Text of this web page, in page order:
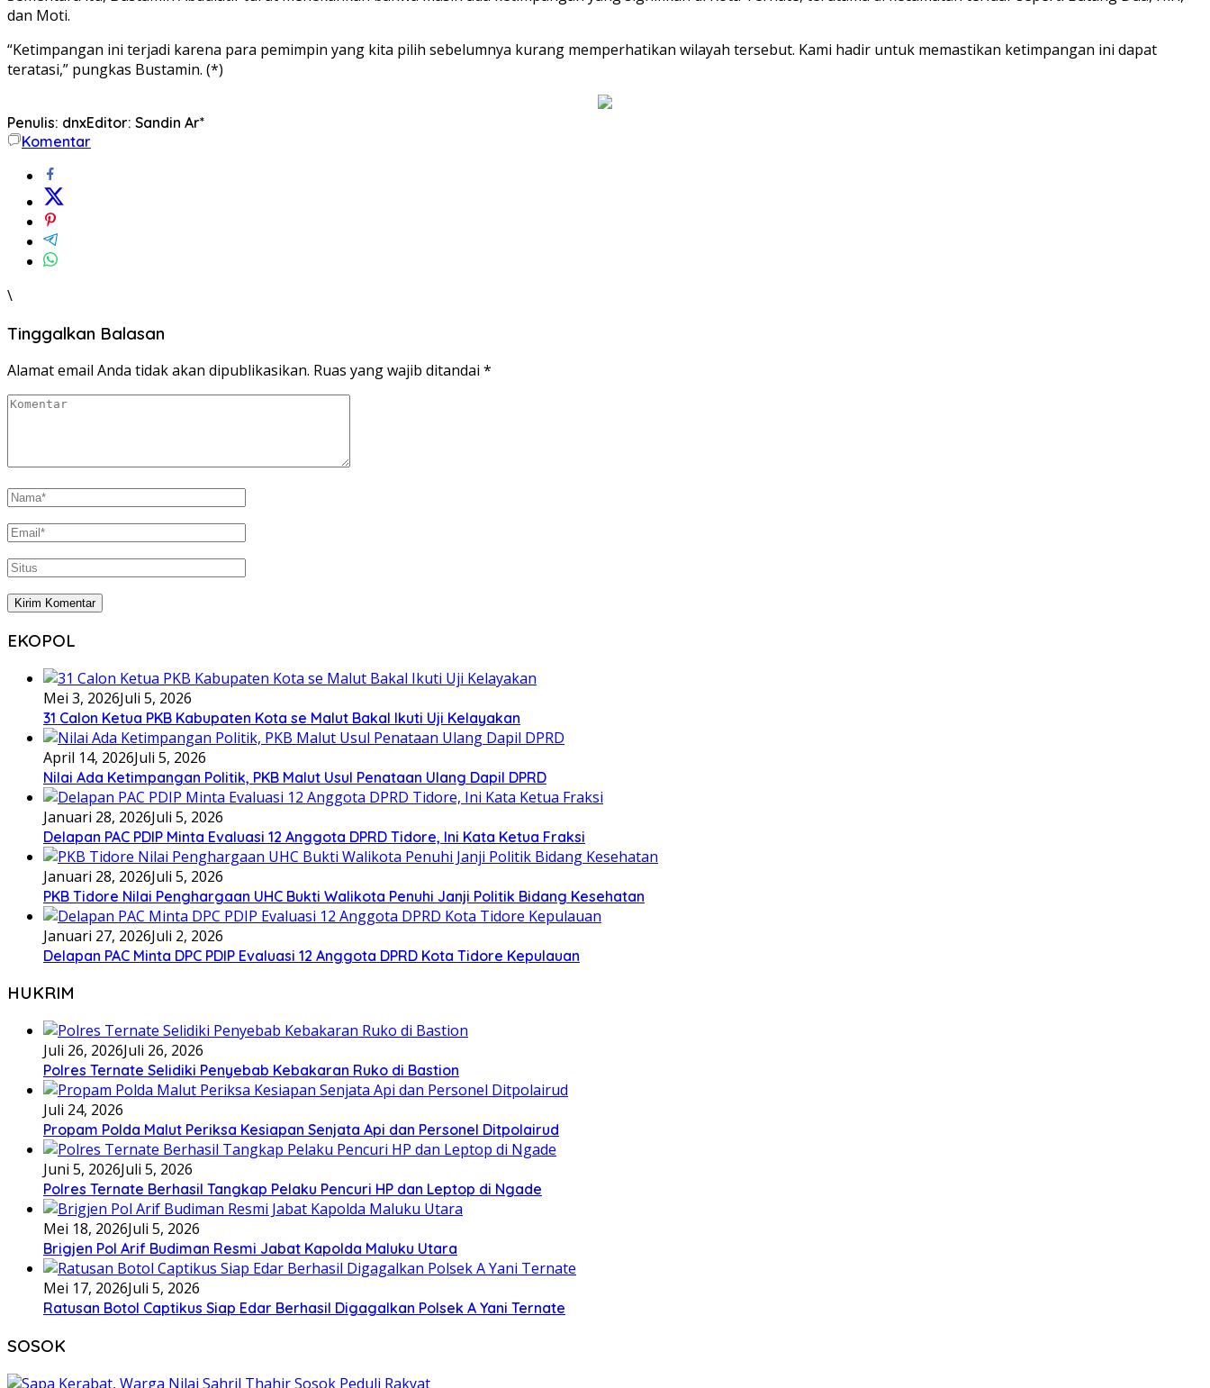
dan Moti.
“Ketimpangan ini terjadi karena para pemimpin yang kita pilih sebelumnya kurang memperhatikan wilayah tersebut. Kami hadir untuk memastikan ketimpangan ini dapat
teratasi,” pungkas Bustamin. (*)
Penulis: dnxEditor: Sandin Ar*
Komentar
\
Tinggalkan Balasan
Alamat email Anda tidak akan dipublikasikan. Ruas yang wajib ditandai *
EKOPOL
Mei 3, 2026Juli 5, 2026
31 Calon Ketua PKB Kabupaten Kota se Malut Bakal Ikuti Uji Kelayakan
April 14, 2026Juli 5, 2026
Nilai Ada Ketimpangan Politik, PKB Malut Usul Penataan Ulang Dapil DPRD
Januari 28, 2026Juli 5, 2026
Delapan PAC PDIP Minta Evaluasi 12 Anggota DPRD Tidore, Ini Kata Ketua Fraksi
Januari 28, 2026Juli 5, 2026
PKB Tidore Nilai Penghargaan UHC Bukti Walikota Penuhi Janji Politik Bidang Kesehatan
Januari 27, 2026Juli 2, 2026
Delapan PAC Minta DPC PDIP Evaluasi 12 Anggota DPRD Kota Tidore Kepulauan
HUKRIM
Juli 26, 2026Juli 26, 2026
Polres Ternate Selidiki Penyebab Kebakaran Ruko di Bastion
Juli 24, 2026
Propam Polda Malut Periksa Kesiapan Senjata Api dan Personel Ditpolairud
Juni 5, 2026Juli 5, 2026
Polres Ternate Berhasil Tangkap Pelaku Pencuri HP dan Leptop di Ngade
Mei 18, 2026Juli 5, 2026
Brigjen Pol Arif Budiman Resmi Jabat Kapolda Maluku Utara
Mei 17, 2026Juli 5, 2026
Ratusan Botol Captikus Siap Edar Berhasil Digagalkan Polsek A Yani Ternate
SOSOK